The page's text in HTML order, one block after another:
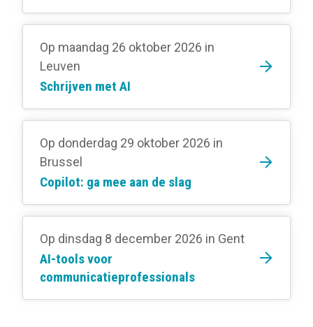
Op maandag 26 oktober 2026 in
Leuven
Schrijven met AI
Op donderdag 29 oktober 2026 in
Brussel
Copilot: ga mee aan de slag
Op dinsdag 8 december 2026 in Gent
AI-tools voor
communicatieprofessionals